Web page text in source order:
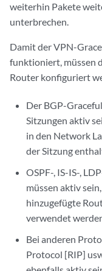
weiterhin Pakete
unterbrechen.
Damit der VPN-
funktioniert, müssen
Router konfiguriert
Der BGP-
Sitzungen aktiv
in den Network
der Sitzung
OSPF-, IS-IS-,
müssen aktiv
hinzugefügte
verwendet
Bei anderen
Protocol [RIP]